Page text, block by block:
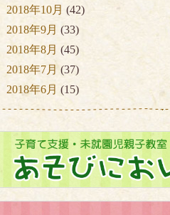
2018年10月 (42)
2018年9月 (33)
2018年8月 (45)
2018年7月(37)
2018年6月 (15)